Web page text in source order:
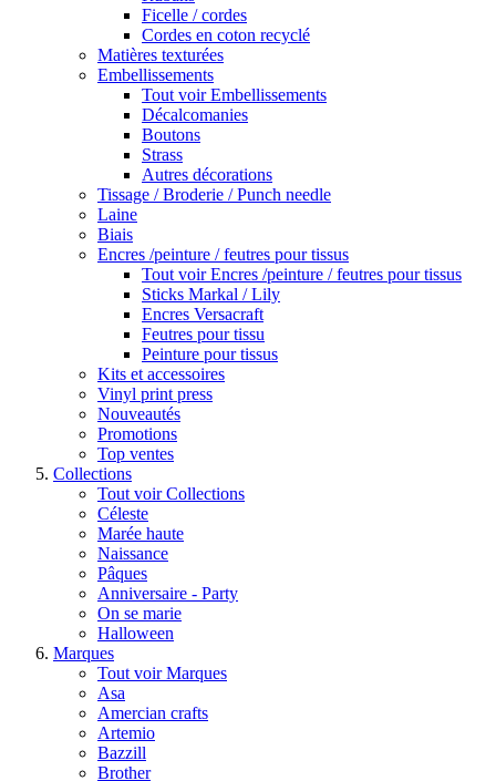
Ficelle / cordes
Cordes en coton recyclé
Matières texturées
Embellissements
Tout voir Embellissements
Décalcomanies
Boutons
Strass
Autres décorations
Tissage / Broderie / Punch needle
Laine
Biais
Encres /peinture / feutres pour tissus
Tout voir Encres /peinture / feutres pour tissus
Sticks Markal / Lily
Encres Versacraft
Feutres pour tissu
Peinture pour tissus
Kits et accessoires
Vinyl print press
Nouveautés
Promotions
Top ventes
Collections
Tout voir Collections
Céleste
Marée haute
Naissance
Pâques
Anniversaire - Party
On se marie
Halloween
Marques
Tout voir Marques
Asa
Amercian crafts
Artemio
Bazzill
Brother